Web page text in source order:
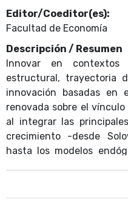
Editor/Coeditor(es):
Facultad de Economía
Descripción / Resumen
Innovar en contextos
estructural, trayectoria
innovación basadas en
renovada sobre el
al integrar las
crecimiento -desde
hasta los modelos
con herramientas
A partir de un enfoque